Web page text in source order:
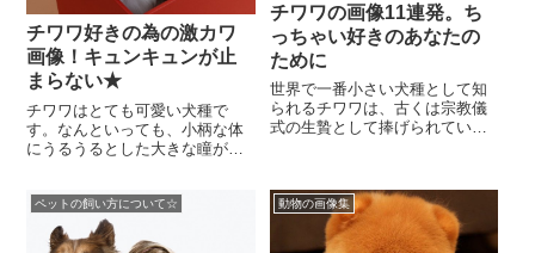
チワワ好きの為の激カワ
画像！キュンキュンが止
まらない★
チワワはとても可愛い犬種で
す。なんといっても、小柄な体
にうるうるとした大きな瞳が最
う人は、きっとたくさん...
チワワの画像11連発。ち
っちゃい好きのあなたの
ために
世界で一番小さい犬種として知
られるチワワは、古くは宗教儀
式の生贄として捧げられていた
ペットの飼い方について☆ 動物の画像集